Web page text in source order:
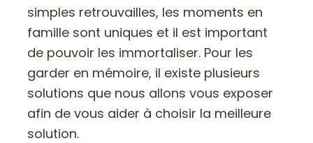
simples retrouvailles, les moments en
famille sont uniques et il est important
de pouvoir les immortaliser. Pour les
garder en mémoire, il existe plusieurs
solutions que nous allons vous exposer
afin de vous aider à choisir la meilleure
solution.